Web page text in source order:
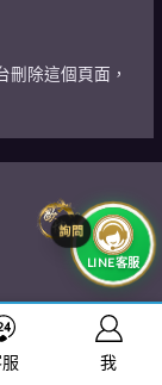
LINE客服
刪除這個頁面，
我